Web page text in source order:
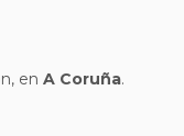
en A Coruña.